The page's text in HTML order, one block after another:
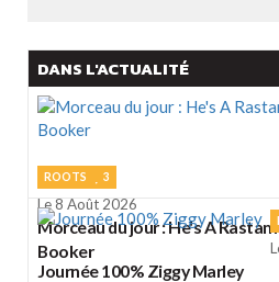
DANS L'ACTUALITÉ
ROOTS 3
Le 8 Août 2026
Morceau du jour : He's A
Booker
Journée 100% Ziggy Marley